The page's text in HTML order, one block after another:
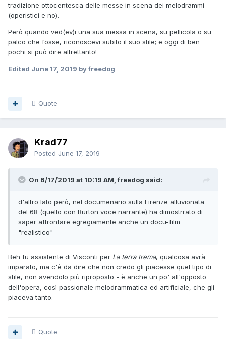
tradizione ottocentesca delle messe in scena dei melodrammi
(operistici e no).
Però quando ved(ev)i una sua messa in scena, su pellicola o su
palco che fosse, riconoscevi subito il suo stile; e oggi di ben
pochi si può dire altrettanto!
Edited June 17, 2019 by freedog
Quote
Krad77
Posted June 17, 2019
On 6/17/2019 at 10:19 AM, freedog said:
d'altro lato però, nel documenario sulla Firenze alluvionata
del 68 (quello con Burton voce narrante) ha dimostrrato di
saper affrontare egregiamente anche un docu-film
"realistico"
Beh fu assistente di Visconti per La terra trema, qualcosa avrà
imparato, ma c'è da dire che non credo gli piacesse quel tipo di
stile, non avendolo più riproposto - è anche un po' all'opposto
dell'opera, così passionale melodrammatica ed artificiale, che gli
piaceva tanto.
Quote